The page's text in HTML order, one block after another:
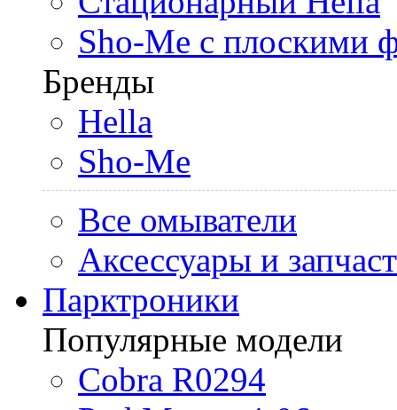
Sho-Me с плоскими
Бренды
Hella
Sho-Me
Все омыватели
Аксессуары и
Парктроники
Популярные модели
Cobra R0294